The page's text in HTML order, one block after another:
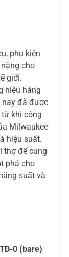
phụ kiện
cho
giới.
hiệu hàng
nay đã được
khi công
Milwaukee
hiệu suất.
thợ để cung
phá cho
suất và
0 (bare)